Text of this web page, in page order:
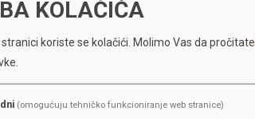
KOLAČIĆA
koriste se kolačići. Molimo Vas da pročitate
(omogućuju tehničko funkcioniranje web stranice)